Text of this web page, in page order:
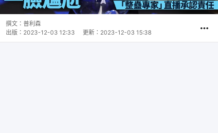
撰文： 普利森
出版： 2023-12-03 12:33 更新： 2023-12-03 15:38